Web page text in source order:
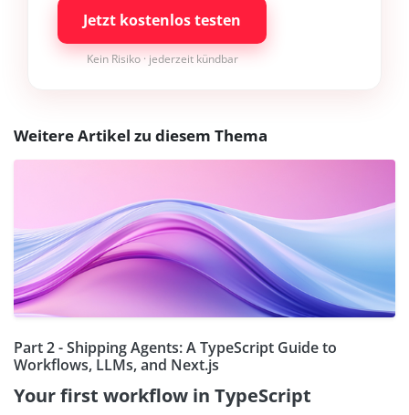
Jetzt kostenlos testen
Kein Risiko · jederzeit kündbar
Weitere Artikel zu diesem Thema
Part 2 - Shipping Agents: A TypeScript Guide to
Workflows, LLMs, and Next.js
Your first workflow in TypeScript